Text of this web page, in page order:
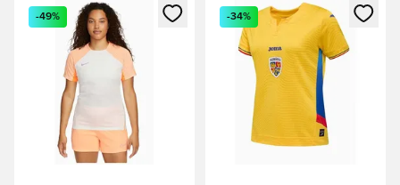
Megnyit egy modált a bejelentkezéshez vagy a tagként
-49%
Megnyit egy modált a
-34%